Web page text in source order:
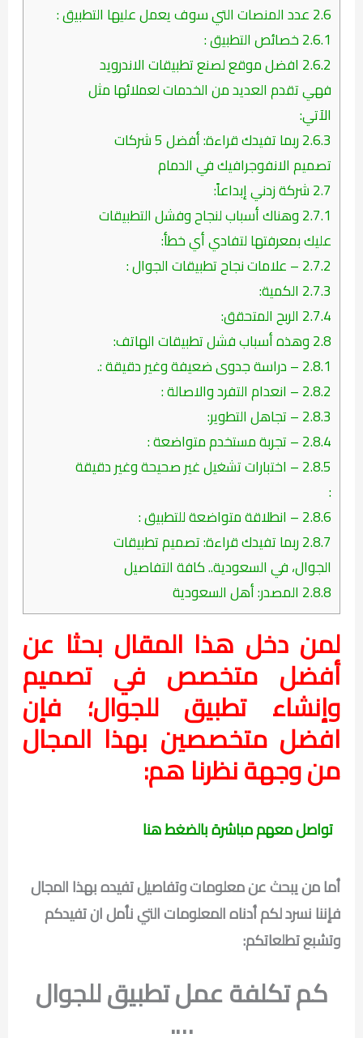
2.6عدد المنصات التي سوف يعمل عليها التطبيق :
2.6.1خصائص التطبيق :
2.6.2 افضل موقع لصنع تطبيقات الاندرويد
فهي تقدم العديد من الخدمات لعملائها مثل
الآتي:
2.6.3
ربما تفيدك قراءة: أفضل 5 شركات
تصميم الانفوجرافيك في الدمام
2.7شركة زدني إبداعاً:
2.7.1وهناك أسباب لنجاح وفشل التطبيقات
عليك بمعرفتها لتفادي أي خطأ:
2.7.2– علامات نجاح تطبيقات الجوال :
2.7.3 الكمية:
2.7.4 الربح المتحقق:
2.8وهذه أسباب فشل تطبيقات الهاتف:
2.8.1– دراسة جدوى ضعيفة وغير دقيقة :.
2.8.2– انعدام التفرد والاصالة :
2.8.3– تجاهل التطوير:
2.8.4– تجربة مستخدم متواضعة :
2.8.5– اختبارات تشغيل غير صحيحة وغير دقيقة
:
2.8.6– انطلاقة متواضعة للتطبيق :
2.8.7ربما تفيدك قراءة: تصميم تطبيقات
الجوال، في السعودية.. كافة التفاصيل
2.8.8 المصدر: أهل السعودية
لمن دخل هذا المقال بحثا عن
أفضل متخصص في تصميم
وإنشاء تطبيق للجوال؛ فإن
افضل متخصصين بهذا المجال
من وجهة نظرنا هم:
تواصل معهم مباشرة بالضغط هنا
أما من يبحث عن معلومات وتفاصيل تفيده بهذا المجال
فإننا نسرد لكم أدناه المعلومات التي نأمل ان تفيدكم
وتشبع تطلعاتكم:
كم تكلفة عمل تطبيق للجوال
….